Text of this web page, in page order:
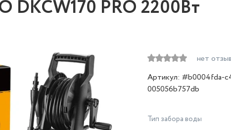
DKCW170 PRO 2200Вт
нет
Артикул: #b0004fda-
005056b757db
Тип забора воды